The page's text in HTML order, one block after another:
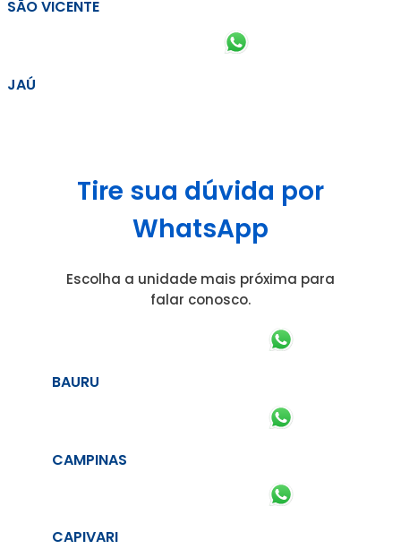
SÃO VICENTE
JAÚ
Tire sua dúvida por
WhatsApp
Escolha a unidade mais próxima para
falar conosco.
BAURU
CAMPINAS
CAPIVARI